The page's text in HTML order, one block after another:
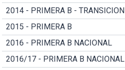
2014 - PRIMERA B - TRANSICION
2015 - PRIMERA B
2016 - PRIMERA B NACIONAL
2016/17 - PRIMERA B NACIONAL